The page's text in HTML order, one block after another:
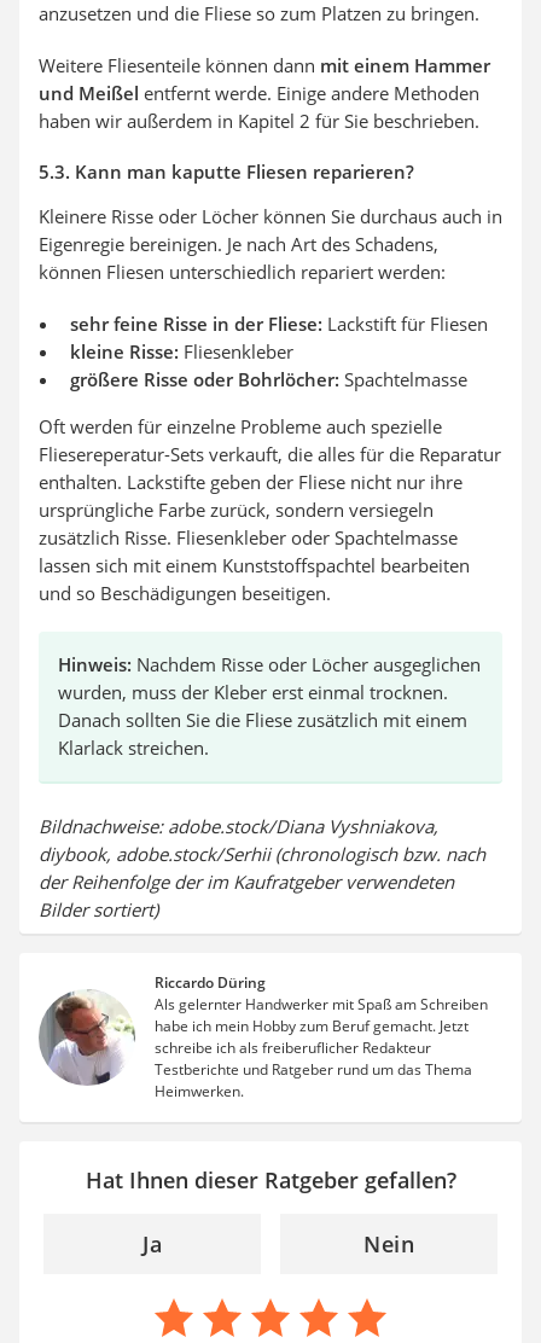
anzusetzen und die Fliese so zum Platzen zu bringen.
Weitere Fliesenteile können dann mit einem Hammer
und Meißel entfernt werde. Einige andere Methoden
haben wir außerdem in Kapitel 2 für Sie beschrieben.
5.3. Kann man kaputte Fliesen reparieren?
Kleinere Risse oder Löcher können Sie durchaus auch in
Eigenregie bereinigen. Je nach Art des Schadens,
können Fliesen unterschiedlich repariert werden:
sehr feine Risse in der Fliese: Lackstift für Fliesen
kleine Risse: Fliesenkleber
größere Risse oder Bohrlöcher: Spachtelmasse
Oft werden für einzelne Probleme auch spezielle
Fliesereperatur-Sets verkauft, die alles für die Reparatur
enthalten. Lackstifte geben der Fliese nicht nur ihre
ursprüngliche Farbe zurück, sondern versiegeln
zusätzlich Risse. Fliesenkleber oder Spachtelmasse
lassen sich mit einem Kunststoffspachtel bearbeiten
und so Beschädigungen beseitigen.
Hinweis: Nachdem Risse oder Löcher ausgeglichen
wurden, muss der Kleber erst einmal trocknen.
Danach sollten Sie die Fliese zusätzlich mit einem
Klarlack streichen.
Bildnachweise: adobe.stock/Diana Vyshniakova,
diybook, adobe.stock/Serhii (chronologisch bzw. nach
der Reihenfolge der im Kaufratgeber verwendeten
Bilder sortiert)
Riccardo Düring
Als gelernter Handwerker mit Spaß am Schreiben
habe ich mein Hobby zum Beruf gemacht. Jetzt
schreibe ich als freiberuflicher Redakteur
Testberichte und Ratgeber rund um das Thema
Heimwerken.
Hat Ihnen dieser Ratgeber gefallen?
Ja Nein